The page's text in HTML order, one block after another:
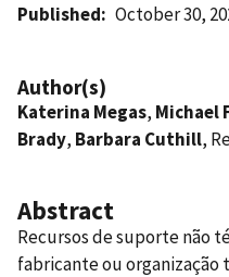
Published October 30,
Author(s)
Katerina Megas, Michael
Brady, Barbara Cuthill,
Abstract
Recursos de suporte não
fabricante ou organização